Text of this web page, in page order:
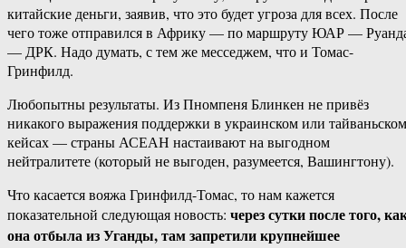
китайские деньги, заявив, что это будет угроза для всех. После
чего тоже отправился в Африку — по маршруту ЮАР —
— ДРК. Надо думать, с тем же месседжем, что и Томас-
Гринфилд.
Любопытны результаты. Из Пномпеня Блинкен не привёз
никакого выражения поддержки в украинском или тайваньском
кейсах — страны АСЕАН настаивают на выгодном
нейтралитете (который не выгоден, разумеется, Вашингтону).
Что касается вояжа Гринфилд-Томас, то нам кажется
показательной следующая новость: через сутки после того,
она отбыла из Уганды, там запретили крупнейшее